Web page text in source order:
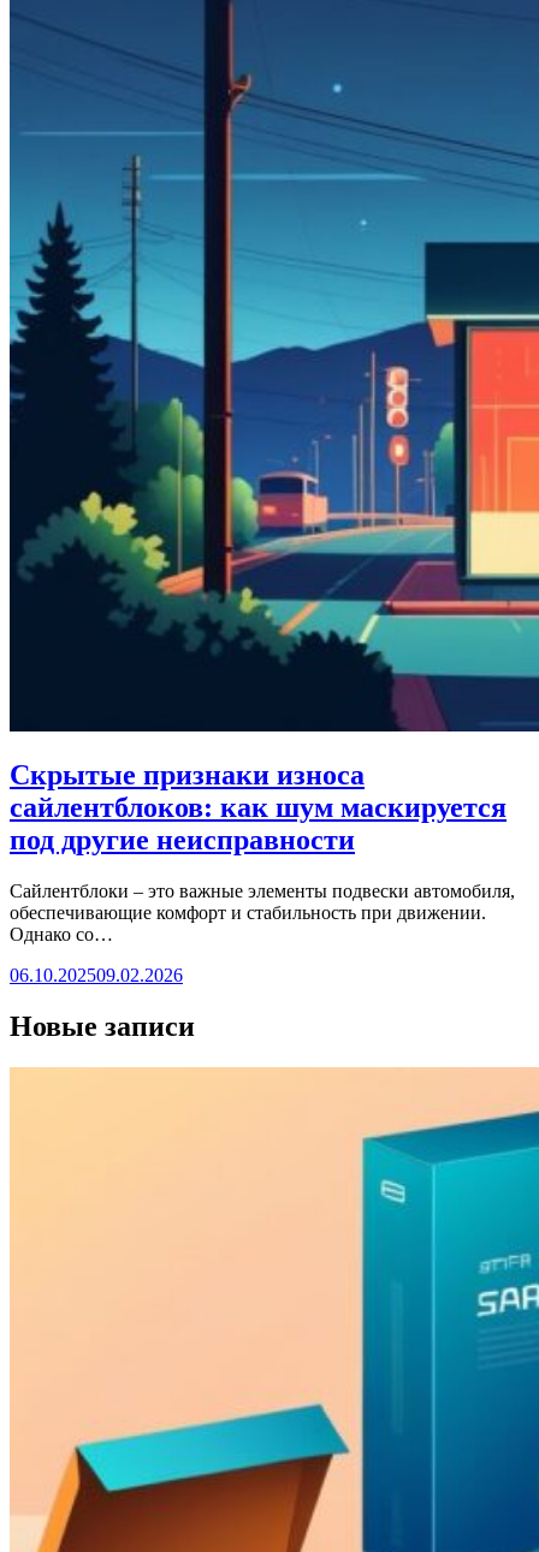
Скрытые признаки износа
сайлентблоков: как шум маскируется
под другие неисправности
Сайлентблоки – это важные элементы подвески автомобиля,
обеспечивающие комфорт и стабильность при движении.
Однако со…
06.10.202509.02.2026
Новые записи